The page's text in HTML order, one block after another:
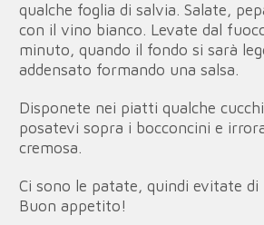
qualche foglia di salvia. Salate,
con il vino bianco. Levate dal
minuto, quando il fondo si sarà
addensato formando una salsa.
Disponete nei piatti qualche
posatevi sopra i bocconcini e
cremosa.
Ci sono le patate, quindi evitate di
Buon appetito!